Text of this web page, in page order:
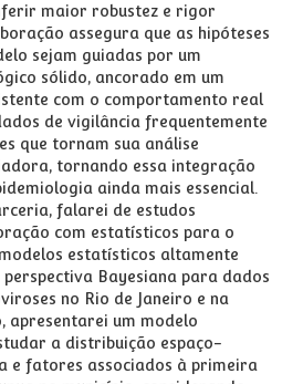
maior robustez e rigor
assegura que as hipóteses
sejam guiadas por um
sólido, ancorado em um
com o comportamento real
de vigilância frequentemente
que tornam sua análise
tornando essa integração
ainda mais essencial.
falarei de estudos
com estatísticos para o
estatísticos altamente
Bayesiana para dados
no Rio de Janeiro e na
apresentarei um modelo
a distribuição espaço-
e fatores associados à primeira